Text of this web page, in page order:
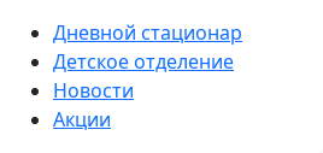
Дневной стационар
Детское отделение
Новости
Акции